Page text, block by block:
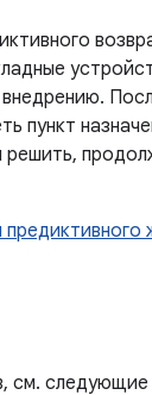
пункт
см.